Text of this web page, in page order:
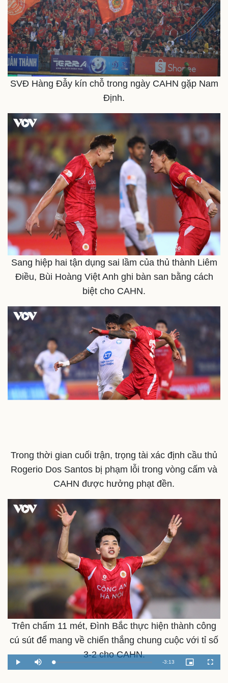
Sức khỏe
Dinh dưỡng - món ngon
Sản phụ khoa
Nhi khoa
Nam khoa
Làm đẹp - giảm cân
Phòng mạch online
Ăn sạch sống khỏe
Đời sống
Nhà đẹp
Tình yêu - Gia đình
Văn hóa
Sân khấu - Điện ảnh
Văn học
Giải trí
Nghệ sĩ
Thời trang
SVĐ Hàng Đẫy kín chỗ trong ngày CAHN gặp Nam
Định.
Sang hiệp hai tận dụng sai lầm của thủ thành Liêm
Điều, Bùi Hoàng Việt Anh ghi bàn san bằng cách
biệt cho CAHN.
Trong thời gian cuối trận, trọng tài xác định cầu thủ
Rogerio Dos Santos bị phạm lỗi trong vòng cấm và
CAHN được hưởng phạt đền.
Trên chấm 11 mét, Đình Bắc thực hiện thành công
cú sút để mang về chiến thắng chung cuộc với tỉ số
3-2 cho CAHN.
Play Mute Loaded
2.79%
Remaining
-3:13
Picture-
in-